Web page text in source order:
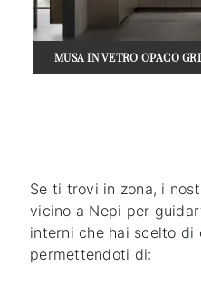
MUSA IN VETRO OPACO
Se ti trovi in zona, i
vicino a Nepi per
interni che hai scelto di
permettendoti di: